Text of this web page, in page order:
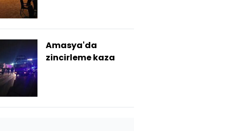
Amasya'da
zincirleme kaza